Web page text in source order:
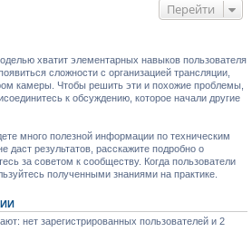
Перейти
хватит элементарных навыков пользователя
сложности с организацией трансляции,
камеры. Чтобы решить эти и похожие проблемы,
к обсуждению, которое начали другие
много полезной информации по техническим
даст результатов, расскажите подробно о
за советом к сообществу. Когда пользователи
полученными знаниями на практике.
нет зарегистрированных пользователей и 2